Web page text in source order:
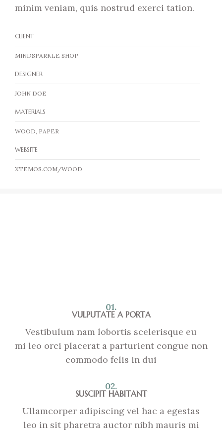
minim veniam, quis nostrud exerci tation.
CLIENT
MINDSPARKLE SHOP
DESIGNER
JOHN DOE
MATERIALS
WOOD, PAPER
WEBSITE
XTEMOS.COM/WOOD
01.
VULPUTATE A PORTA
Vestibulum nam lobortis scelerisque eu
mi leo orci placerat a parturient congue non
commodo felis in dui
02.
SUSCIPIT HABITANT
Ullamcorper adipiscing vel hac a egestas
leo in sit pharetra auctor nibh mauris mi